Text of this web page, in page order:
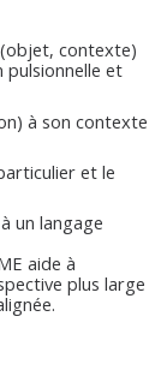
contexte)
et
à son contexte
et le
un langage
aide à
plus large